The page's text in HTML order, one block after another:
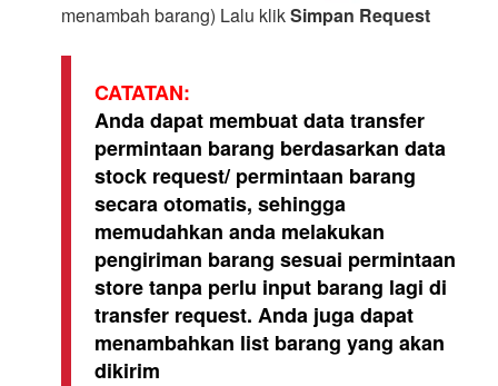
menambah barang) Lalu klikSimpan Request
CATATAN:
Anda dapat membuat data transfer
permintaan barang berdasarkan data
stock request/ permintaan barang
secara otomatis, sehingga
memudahkan anda melakukan
pengiriman barang sesuai permintaan
store tanpa perlu input barang lagi di
transfer request. Anda juga dapat
menambahkan list barang yang akan
dikirim